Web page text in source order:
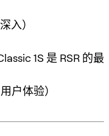
入）
1S 是 RSR 的最
户体验）